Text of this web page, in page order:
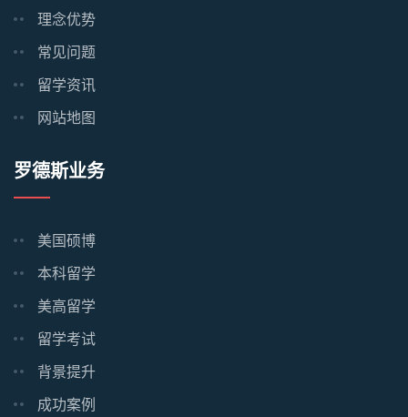
理念优势
常见问题
留学资讯
网站地图
罗德斯业务
美国硕博
本科留学
美高留学
留学考试
背景提升
成功案例